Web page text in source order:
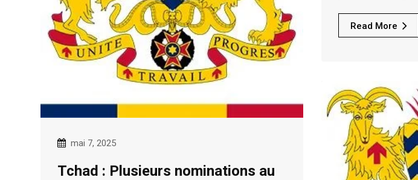
Read More
mai 7, 2025
Tchad : Plusieurs nominations au